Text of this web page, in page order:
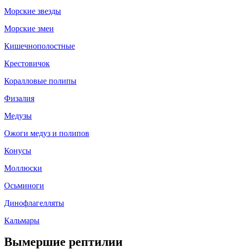
Морские звезды
Морские змеи
Кишечнополостные
Крестовичок
Коралловые полипы
Физалия
Медузы
Ожоги медуз и полипов
Конусы
Моллюски
Осьминоги
Динофлагелляты
Кальмары
Вымершие рептилии